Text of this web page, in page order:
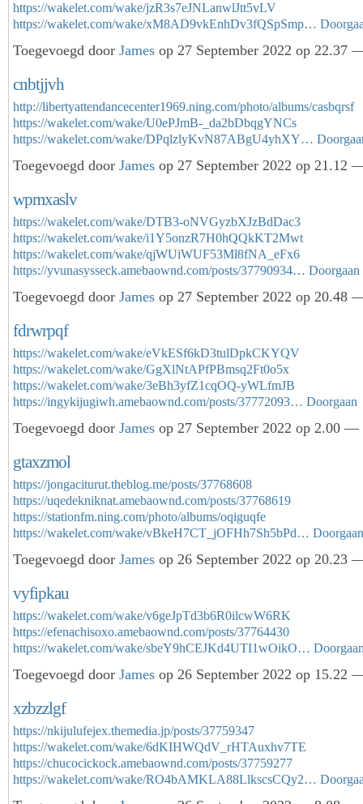
https://wakelet.com/wake/jzR3s7eJNLanwlJtt5vLV
https://wakelet.com/wake/xM8AD9vkEnhDv3fQSpSmp…
Toegevoegd door James op 27 September 2022 op 22.37
cnbtjjvh
http://libertyattendancecenter1969.ning.com/photo/albums/casbqrsf
https://wakelet.com/wake/U0ePJmB-_da2bDbqgYNCs
https://wakelet.com/wake/DPqlzlyKvN87ABgU4yhXY…
Toegevoegd door James op 27 September 2022 op 21.12
wpmxaslv
https://wakelet.com/wake/DTB3-oNVGyzbXJzBdDac3
https://wakelet.com/wake/i1Y5onzR7H0hQQkKT2Mwt
https://wakelet.com/wake/qjWUiWUF53Ml8fNA_eFx6
https://yvunasysseck.amebaownd.com/posts/37790934… Doorgaan
Toegevoegd door James op 27 September 2022 op 20.48
fdrwrpqf
https://wakelet.com/wake/eVkESf6kD3tulDpkCKYQV
https://wakelet.com/wake/GgXlNtAPfPBmsq2Ft0o5x
https://wakelet.com/wake/3eBh3yfZ1cqOQ-yWLfmJB
https://ingykijugiwh.amebaownd.com/posts/37772093… Doorgaan
Toegevoegd door James op 27 September 2022 op 2.00 —
gtaxzmol
https://jongaciturut.theblog.me/posts/37768608
https://uqedekniknat.amebaownd.com/posts/37768619
https://stationfm.ning.com/photo/albums/oqiguqfe
https://wakelet.com/wake/vBkeH7CT_jOFHh7Sh5bPd… Doorgaan
Toegevoegd door James op 26 September 2022 op 20.23
vyfipkau
https://wakelet.com/wake/v6geJpTd3b6R0ilcwW6RK
https://efenachisoxo.amebaownd.com/posts/37764430
https://wakelet.com/wake/sbeY9hCEJKd4UTI1wOikO…
Toegevoegd door James op 26 September 2022 op 15.22
xzbzzlgf
https://nkijulufejex.themedia.jp/posts/37759347
https://wakelet.com/wake/6dKIHWQdV_rHTAuxhv7TE
https://chucocickock.amebaownd.com/posts/37759277
https://wakelet.com/wake/RO4bAMKLA88LlkscsCQy2…